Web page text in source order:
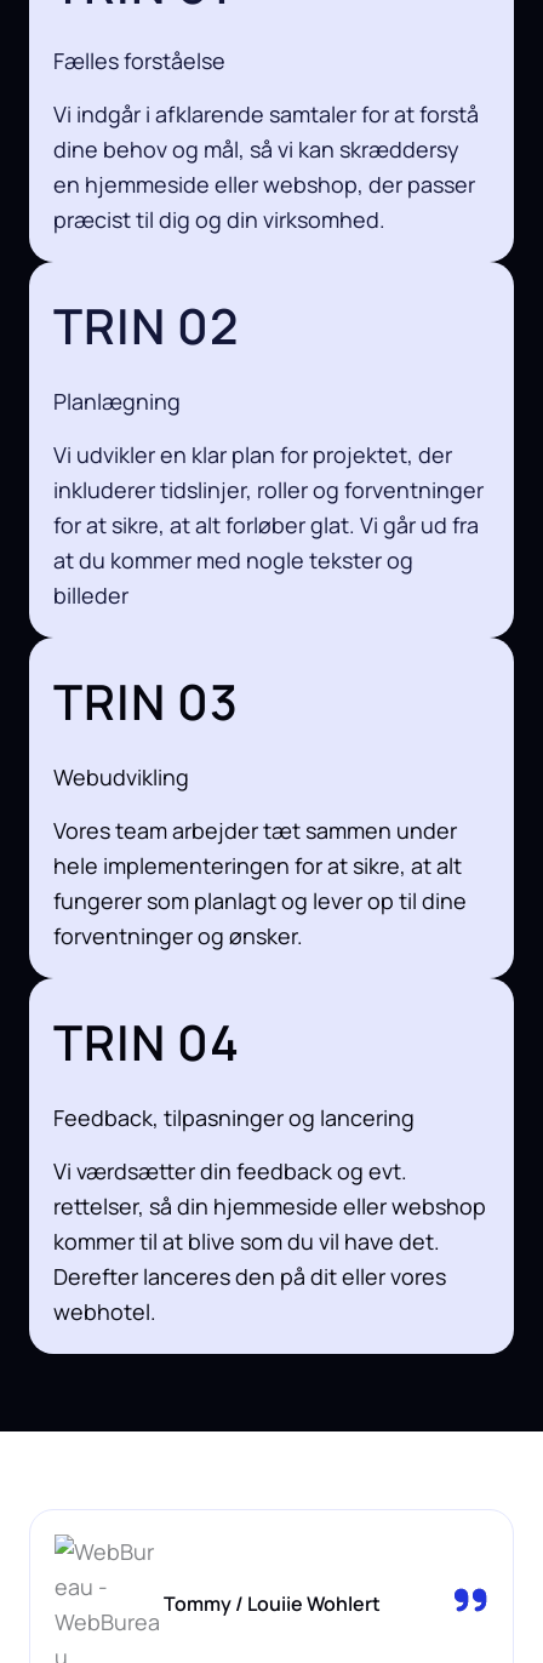
Fælles forståelse
Vi indgår i afklarende samtaler for at forstå
dine behov og mål, så vi kan skræddersy
en hjemmeside eller webshop, der passer
præcist til dig og din virksomhed.
TRIN 02
Planlægning
Vi udvikler en klar plan for projektet, der
inkluderer tidslinjer, roller og forventninger
for at sikre, at alt forløber glat. Vi går ud fra
at du kommer med nogle tekster og
billeder
TRIN 03
Webudvikling
Vores team arbejder tæt sammen under
hele implementeringen for at sikre, at alt
fungerer som planlagt og lever op til dine
forventninger og ønsker.
TRIN 04
Feedback, tilpasninger og lancering
Vi værdsætter din feedback og evt.
rettelser, så din hjemmeside eller webshop
kommer til at blive som du vil have det.
Derefter lanceres den på dit eller vores
webhotel.
Tommy / Louiie Wohlert